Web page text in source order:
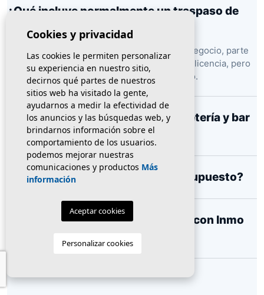
¿Qué incluye normalmente un traspaso de
bar?
Suele incluir el derecho de explotación del negocio, parte
del equipamiento, mobiliario, instalaciones y licencia, pero
cada operación debe revisarse caso por caso.
¿Qué diferencia hay entre bar, cafetería y bar
restaurante?
¿Puedo pedir bares según mi presupuesto?
¿También puedo traspasar mi bar con Inmo
Cookies y privacidad
Las cookies le permiten personalizar
su experiencia en nuestro sitio,
decirnos qué partes de nuestros
sitios web ha visitado la gente,
ayudarnos a medir la efectividad de
los anuncios y las búsquedas web, y
brindarnos información sobre el
comportamiento de los usuarios.
podemos mejorar nuestras
comunicaciones y productos Más
información
Aceptar cookies
Personalizar cookies